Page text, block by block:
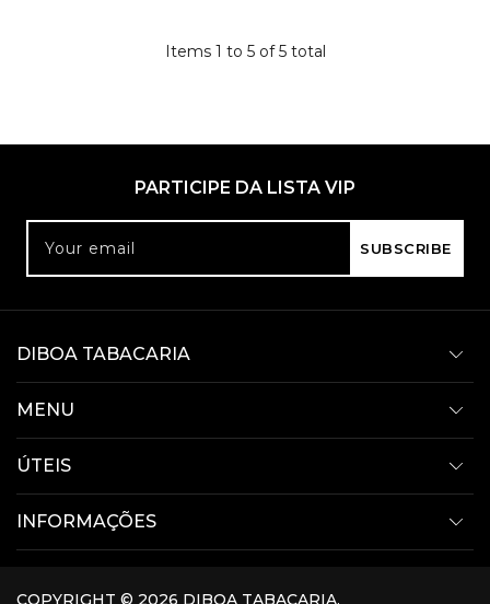
Items 1 to 5 of 5 total
PARTICIPE DA LISTA VIP
Your email SUBSCRIBE
DIBOA TABACARIA
MENU
ÚTEIS
INFORMAÇÕES
COPYRIGHT © 2026 DIBOA TABACARIA.